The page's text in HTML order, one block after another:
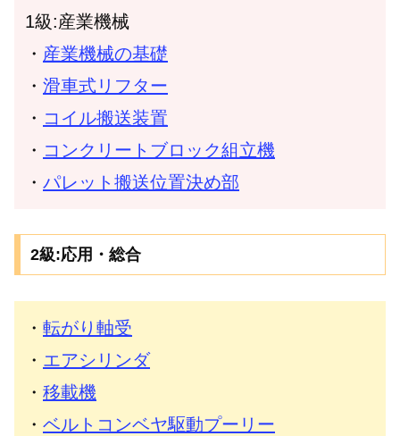
1級:産業機械
・ 産業機械の基礎
・ 滑車式リフター
・ コイル搬送装置
・ コンクリートブロック組立機
・ パレット搬送位置決め部
2級:応用・総合
・ 転がり軸受
・ エアシリンダ
・ 移載機
・ ベルトコンベヤ駆動プーリー